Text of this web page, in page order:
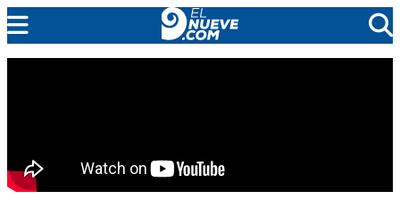
POLICIALES
EN VIVO